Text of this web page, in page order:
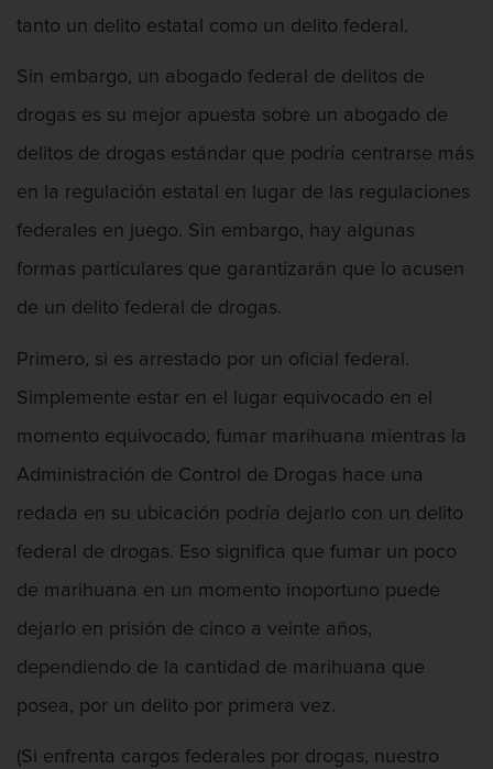
División de Justicia Juvenil
Libertad Condicional para Menores
Petición Aceptada
Proyecto de Ley del Senado SB 439
Sello de Registros Juveniles
Tribunal de Delincuencia Juvenil
Dañar lineas telefónicas, eléctricas o
Incendio Provocado
Invasión Agravada de Propiedad
Invasión de Propiedad Ajena
tanto un delito estatal como un delito federal.
Sin embargo, un abogado federal de delitos de
drogas es su mejor apuesta sobre un abogado de
delitos de drogas estándar que podría centrarse más
en la regulación estatal en lugar de las regulaciones
federales en juego. Sin embargo, hay algunas
formas particulares que garantizarán que lo acusen
de un delito federal de drogas.
Primero, si es arrestado por un oficial federal.
Simplemente estar en el lugar equivocado en el
momento equivocado, fumar marihuana mientras la
Administración de Control de Drogas hace una
redada en su ubicación podría dejarlo con un delito
federal de drogas. Eso significa que fumar un poco
de marihuana en un momento inoportuno puede
dejarlo en prisión de cinco a veinte años,
dependiendo de la cantidad de marihuana que
posea, por un delito por primera vez.
(Si enfrenta cargos federales por drogas, nuestro